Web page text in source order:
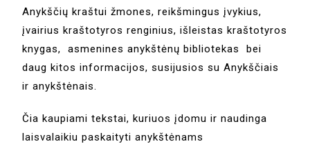
Anykščių kraštui žmones, reikšmingus įvykius,
įvairius kraštotyros renginius, išleistas kraštotyros
knygas, asmenines anykštėnų bibliotekas bei
daug kitos informacijos, susijusios su Anykščiais
ir anykštėnais.
Čia kaupiami tekstai, kuriuos įdomu ir naudinga
laisvalaikiu paskaityti anykštėnams